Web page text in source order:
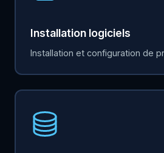
Installation logiciels
Installation et configuration de